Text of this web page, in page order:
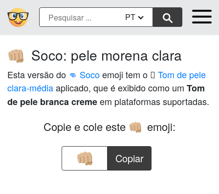
PT
👊🏼 Soco: pele morena clara
Esta versão do 👊 Socoemoji tem o 🏼 Tom de pele
clara-médiaaplicado, que é exibido como um Tom
de pele branca cremeem plataformas suportadas.
Copie e cole este 👊🏼 emoji:
Copiar